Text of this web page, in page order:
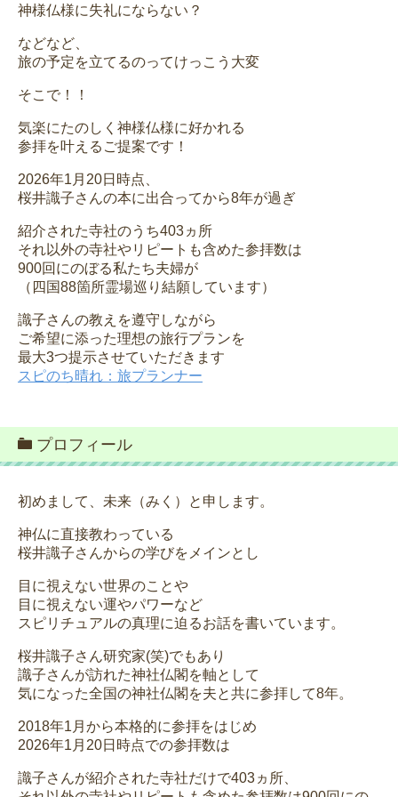
神様仏様に失礼にならない？
などなど、
旅の予定を立てるのってけっこう大変
そこで！！
気楽にたのしく神様仏様に好かれる
参拝を叶えるご提案です！
2026年1月20日時点、
桜井識子さんの本に出合ってから8年が過ぎ
紹介された寺社のうち403ヵ所
それ以外の寺社やリピートも含めた参拝数は
900回にのぼる私たち夫婦が
（四国88箇所霊場巡り結願しています）
識子さんの教えを遵守しながら
ご希望に添った理想の旅行プランを
最大3つ提示させていただきます
スピのち晴れ：旅プランナー
プロフィール
初めまして、未来（みく）と申します。
神仏に直接教わっている
桜井識子さんからの学びをメインとし
目に視えない世界のことや
目に視えない運やパワーなど
スピリチュアルの真理に迫るお話を書いています。
桜井識子さん研究家(笑)でもあり
識子さんが訪れた神社仏閣を軸として
気になった全国の神社仏閣を夫と共に参拝して8年。
2018年1月から本格的に参拝をはじめ
2026年1月20日時点での参拝数は
識子さんが紹介された寺社だけで403ヵ所、